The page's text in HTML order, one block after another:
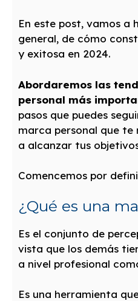
En este post, vamos a
general, de cómo
y exitosa en 2024.
Abordaremos las
personal más
pasos que puedes
marca personal que
a alcanzar tus
Comencemos por
¿Qué es una
Es el conjunto de
vista que los demás
a nivel profesional
Es una herramienta